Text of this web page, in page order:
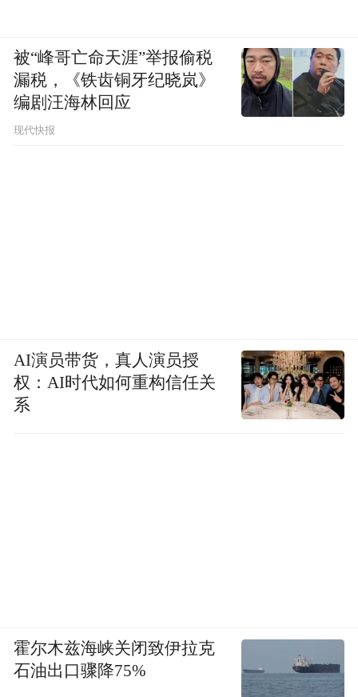
被“峰哥亡命天涯”举报偷税
漏税，《铁齿铜牙纪晓岚》
编剧汪海林回应
现代快报
AI演员带货，真人演员授
权：AI时代如何重构信任关
系
霍尔木兹海峡关闭致伊拉克
石油出口骤降75%